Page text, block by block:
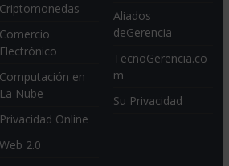
Criptomonedas
Comercio
Electrónico
Computación en
La Nube
Privacidad Online
Web 2.0
Aliados
deGerencia
TecnoGerencia.co
m
Su Privacidad